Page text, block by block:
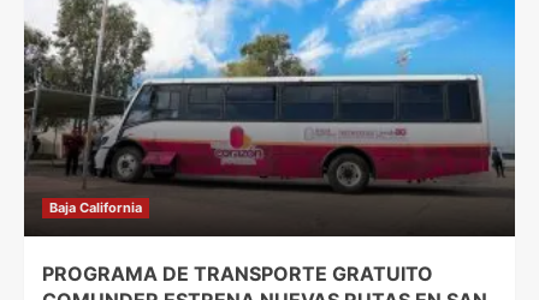
Baja California
PROGRAMA DE TRANSPORTE GRATUITO